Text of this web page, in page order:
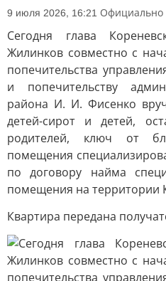
9 июля 2026, 16:21 Официально
Сегодня глава
Жилинков совместно с
попечительства
и попечительству
района И. И. Фисенко
детей-сирот и детей,
родителей, ключ от
помещения
по договору найма
помещения на территории
Квартира передана